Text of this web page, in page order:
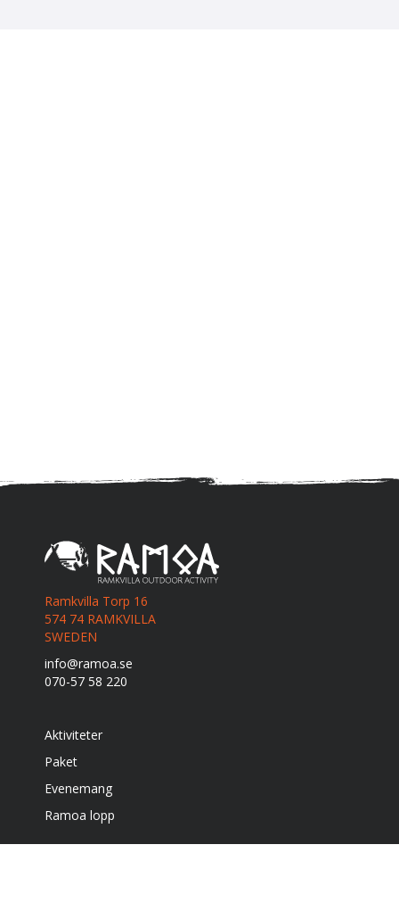
Ramkvilla Torp 16
574 74 RAMKVILLA
SWEDEN
info@ramoa.se
070-57 58 220
Aktiviteter
Paket
Evenemang
Ramoa lopp